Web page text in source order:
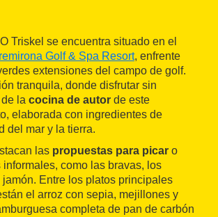
Triskel se encuentra situado en el
Golf & Spa Resort, enfrente
extensiones del campo de golf.
tranquila, donde disfrutar sin
la cocina de autor de este
elaborada con ingredientes de
del mar y la tierra.
las propuestas para picar o
informales, como las bravas, los
Entre los platos principales
el arroz con sepia, mejillones y
completa de pan de carbón